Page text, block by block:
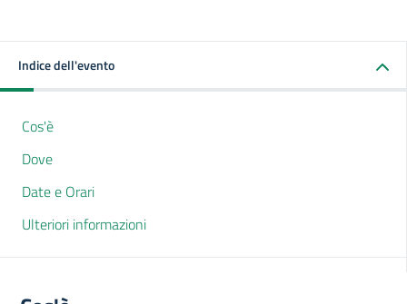
Indice dell'evento
Cos'è
Dove
Date e Orari
Ulteriori informazioni